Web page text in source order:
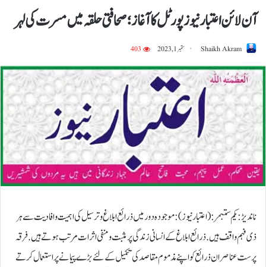
آن لائن اعتبار نیوز پورٹل کا آغاز؛ صحافتی حلقہ میں مسرت کی لہر
Shaikh Akram ستمبر 1, 2023 403
ناندیڑ : یکم ستبمر:( اعتبار نیوز) :موجودہ دور میں ذرائع ابلاغ و ترسیل کی اہمیت و افادیت سے ہر
ذی فہم واقف ہیں. ذرائع ابلاغ کے انسانی زندگی پر مثبت و منفی اثرات مرتب ہوتے ہیں. فرقہ
پرست عناصر ان ذرائع کو اپنے مذموم مقاصد کی تکمیل کے لئے بڑے پیمانے پر استعمال کرتے